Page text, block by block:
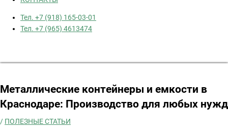
Тел. +7 (918) 165-03-01
Тел. +7 (965) 4613474
Металлические контейнеры и емкости в
Краснодаре: Производство для любых нужд
/ ПОЛЕЗНЫЕ СТАТЬИ